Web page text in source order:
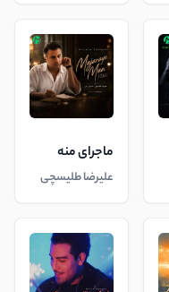
ماجرای منه
علیرضا طلیسچی